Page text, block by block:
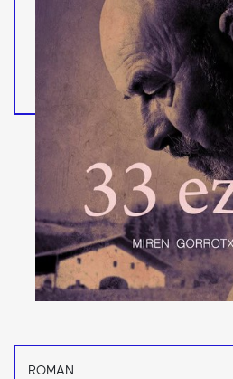
ROMAN